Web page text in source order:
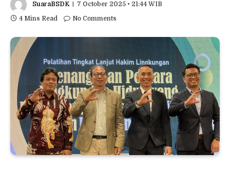
SuaraBSDK
7 October 2025 • 21:44 WIB
4 Mins Read
No Comments